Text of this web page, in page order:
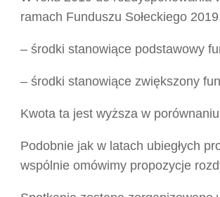
ramach Funduszu Sołeckiego
– środki stanowiące podstawowy
– środki stanowiące zwiększony
Kwota ta jest wyższa w
Podobnie jak w latach ubiegłych
wspólnie omówimy propozycje